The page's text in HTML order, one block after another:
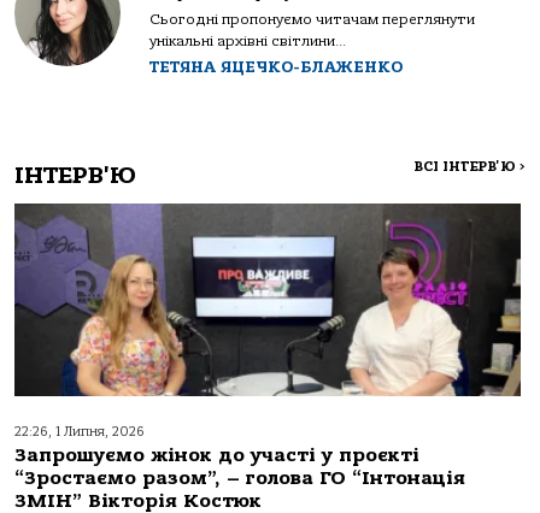
Сьогодні пропонуємо читачам переглянути
унікальні архівні світлини...
ТЕТЯНА ЯЦЕЧКО-БЛАЖЕНКО
ІНТЕРВ'Ю ВСІ ІНТЕРВ'Ю >
22:26, 1 Липня, 2026
Запрошуємо жінок до участі у проєкті
“Зростаємо разом”, – голова ГО “Інтонація
ЗМІН” Вікторія Костюк